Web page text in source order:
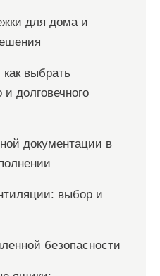
для дома и
выбрать
долговечного
документации в
выбор и
безопасности